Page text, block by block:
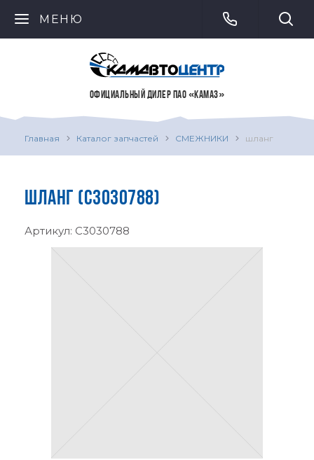
МЕНЮ
ОФИЦИАЛЬНЫЙ ДИЛЕР ПАО «КАМАЗ»
Главная Каталог запчастей СМЕЖНИКИ шланг
ШЛАНГ (C3030788)
Артикул: C3030788